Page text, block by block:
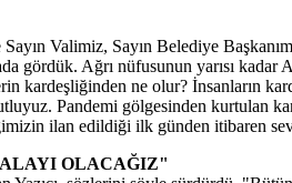
Valimiz, Sayın Belediye
Ağrı nüfusunun yarısı kadar
kardeşliğinden ne olur? İnsanların
Pandemi gölgesinden kurtulan
ilan edildiği ilk günden itibaren
OLACAĞIZ"